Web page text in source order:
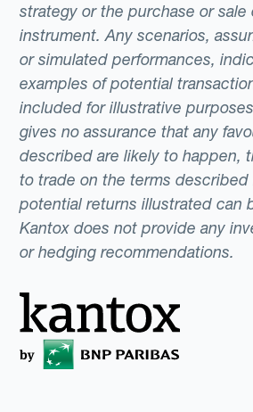
strategy or the purchase or sale
instrument. Any scenarios,
or simulated performances,
examples of potential
included for illustrative
gives no assurance that any
described are likely to happen,
to trade on the terms described
potential returns illustrated can
Kantox does not provide any
or hedging recommendations.